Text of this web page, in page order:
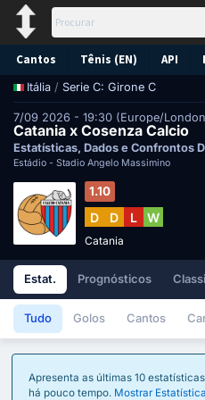
Cantos Tênis (EN) API
Itália / Serie C: Girone C
7/09 2026 - 19:30 (Europe/
Catania x Cosenza Calcio
Estatísticas, Dados e Confrontos
Estádio - Stadio Angelo Massimino
1.10
D D L W
Catania
Estat. Prognósticos
Tudo Golos Cantos
Apresenta as últimas 10
há pouco tempo. Mostrar